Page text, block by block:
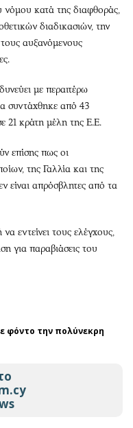
νόμου κατά της διαφθοράς,
διαδικασιών, την
αυξανόμενους
με περαιτέρω
συντάχθηκε από 43
21 κράτη μέλη της Ε.Ε.
επίσης πως οι
της Γαλλία και της
είναι απρόσβλητες από τα
εντείνει τους ελέγχους,
για παραβιάσεις του
φόντο την πολύνεκρη